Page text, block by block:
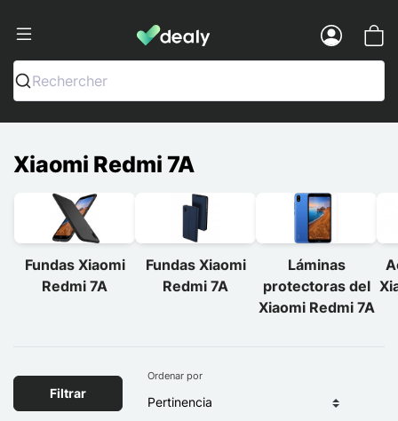
Dealy - Fundas y accesorios para
Rechercher
Xiaomi Redmi 7A
Fundas Xiaomi
Redmi 7A
Fundas Xiaomi
Redmi 7A
Láminas
protectoras del
Xiaomi Redmi 7A
Filtrar
Ordenar por